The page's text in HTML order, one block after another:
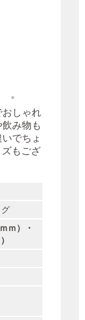
おしゃれ
み物も
でちょ
もござ
ｍ）・